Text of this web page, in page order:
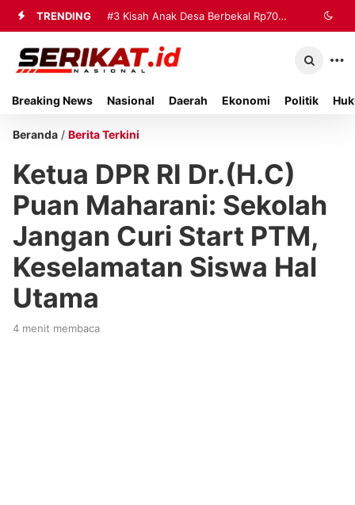
TRENDING #3 Kisah Anak Desa Berbekal Rp70
Ribu Jadi Referensi Akademik
Breaking News Nasional Daerah Ekonomi Politik
Beranda / Berita Terkini
Ketua DPR RI Dr.(H.C)
Puan Maharani: Sekolah
Jangan Curi Start PTM,
Keselamatan Siswa Hal
Utama
4 menit membaca